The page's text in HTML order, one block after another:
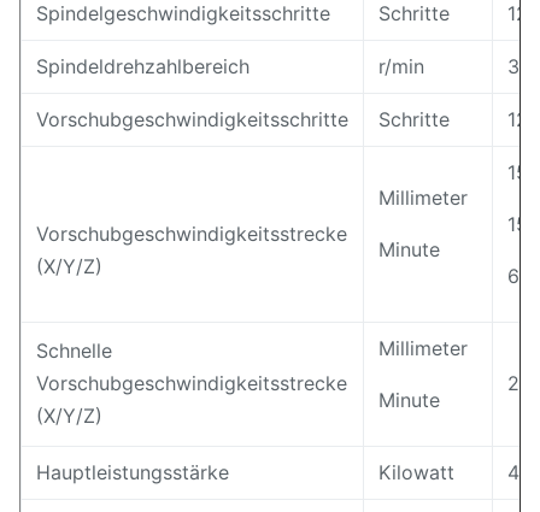
Spindelgeschwindigkeitsschritte Schritte 12
Spindeldrehzahlbereich r/min 35
Vorschubgeschwindigkeitsschritte Schritte 12
Vorschubgeschwindigkeitsstrecke
(X/Y/Z)
Millimeter
Minute
15
15
6 |
Schnelle
Vorschubgeschwindigkeitsstrecke
(X/Y/Z)
Millimeter
Minute
Hauptleistungsstärke Kilowatt 4